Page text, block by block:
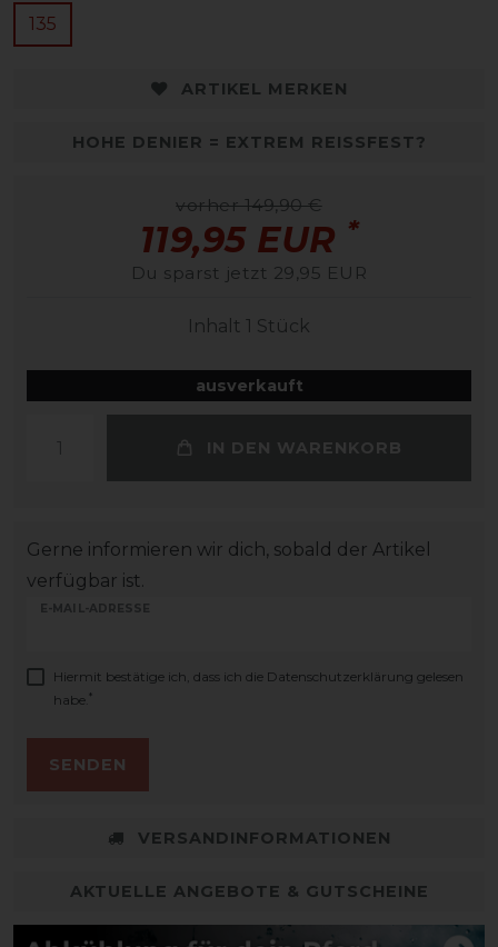
135
ARTIKEL MERKEN
HOHE DENIER = EXTREM REISSFEST?
vorher 149,90 €
119,95 EUR *
Du sparst jetzt 29,95 EUR
Inhalt 1 Stück
ausverkauft
IN DEN WARENKORB
Gerne informieren wir dich, sobald der Artikel
verfügbar ist.
E-MAIL-ADRESSE
Hiermit bestätige ich, dass ich die Daten­schutz­erklärung gelesen
habe. *
SENDEN
VERSANDINFORMATIONEN
AKTUELLE ANGEBOTE & GUTSCHEINE